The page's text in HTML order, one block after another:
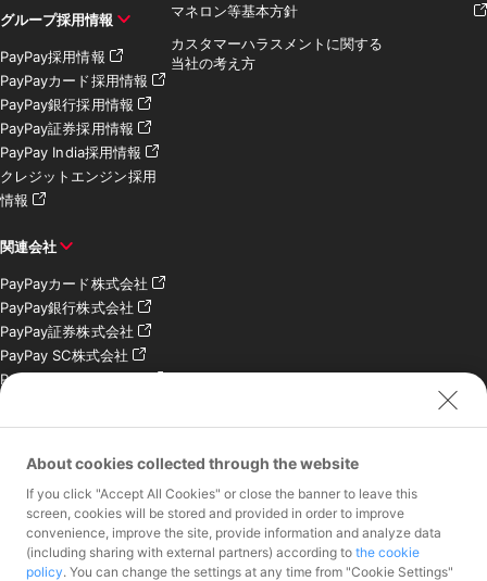
グループ採用情報
PayPay採用情報
PayPayカード採用情報
PayPay銀行採用情報
PayPay証券採用情報
PayPay India採用情報
クレジットエンジン採用
情報
関連会社
PayPayカード株式会社
PayPay銀行株式会社
PayPay証券株式会社
PayPay SC株式会社
PayPay India Pvt. Ltd.
会社
お問い合わせ
加盟店様専用お問い合わ
報道関係者様専用お問い
マネロン等基本方針
カスタマーハラスメントに関する
当社の考え方
About cookies collected through the website
If you click "Accept All Cookies" or close the banner to leave this
screen, cookies will be stored and provided in order to improve
convenience, improve the site, provide information and analyze data
(including sharing with external partners) according to the cookie
policy. You can change the settings at any time from "Cookie Settings"